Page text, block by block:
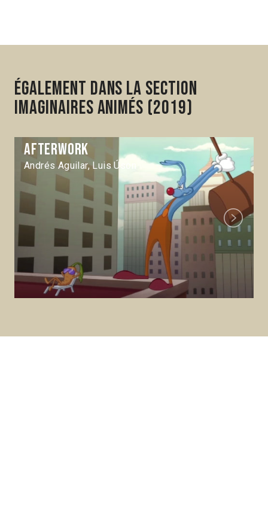
Également dans la section
Imaginaires animés (2019)
Afterwork
Andrés Aguilar, Luis Úson
Next